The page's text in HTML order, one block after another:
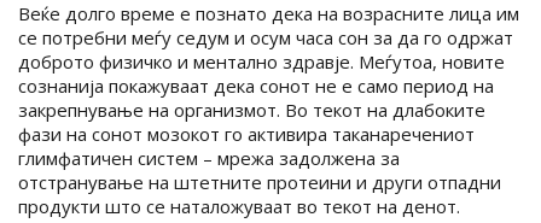
Веќе долго време е познато дека на возрасните лица им
се потребни меѓу седум и осум часа сон за да го одржат
доброто физичко и ментално здравје. Меѓутоа, новите
сознанија покажуваат дека сонот не е само период на
закрепнување на организмот. Во текот на длабоките
фази на сонот мозокот го активира таканаречениот
глимфатичен систем – мрежа задолжена за
отстранување на штетните протеини и други отпадни
продукти што се наталожуваат во текот на денот.